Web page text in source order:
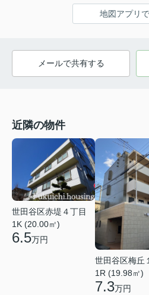
地図アプリ
メールで共有する
近隣の物件
世田谷区赤堤４丁目
1K (20.00㎡)
6.5万円
世田谷区梅丘
1R (19.98㎡)
7.3万円